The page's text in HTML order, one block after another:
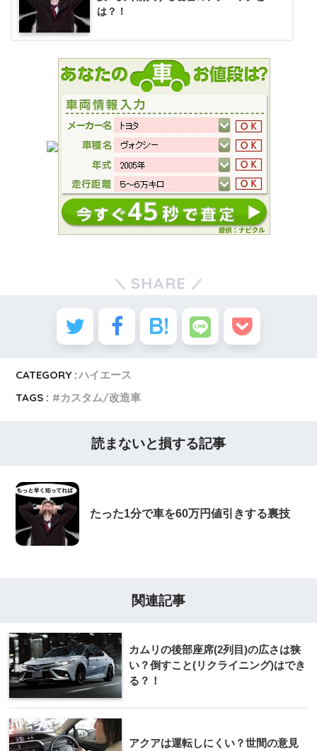
は？！
SHARE
CATEGORY :ハイエース
TAGS :
カスタム/改造車
読まないと損する記事
たった1分で車を60万円値引きする裏技
関連記事
カムリの後部座席(2列目)の広さは狭
い？倒すこと(リクライニング)はでき
る？！
アクアは運転しにくい？世間の意見